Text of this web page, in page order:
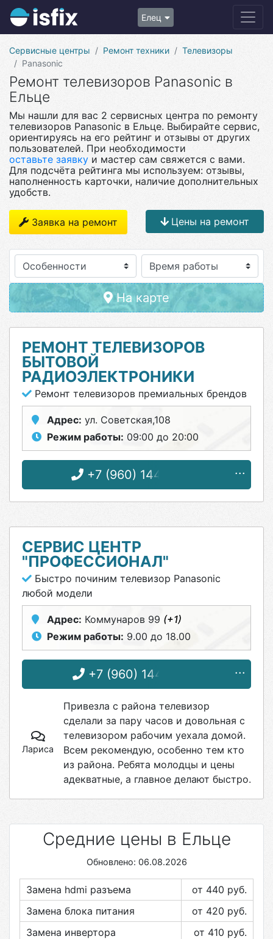
Елец
Сервисные центры Ремонт техники
Телевизоры
Panasonic
Ремонт телевизоров Panasonic в
Ельце
Мы нашли для вас 2 сервисных центра по ремонту
телевизоров Panasonic в Ельце. Выбирайте сервис,
ориентируясь на его рейтинг и отзывы от других
пользователей. При необходимости
оставьте заявку и мастер сам свяжется с вами.
Для подсчёта рейтинга мы используем: отзывы,
наполненность карточки, наличие дополнительных
удобств.
Заявка на ремонт Цены на ремонт
Особенности
На карте
РЕМОНТ ТЕЛЕВИЗОРОВ
БЫТОВОЙ
РАДИОЭЛЕКТРОНИКИ
Ремонт телевизоров премиальных брендов
Адрес: ул. Советская,108
Режим работы: 09:00 до 20:00
+7 (960) 144-57-03
СЕРВИС ЦЕНТР
"ПРОФЕССИОНАЛ"
Быстро починим телевизор Panasonic
любой модели
Адрес: Коммунаров 99 (+1)
Режим работы: 9.00 до 18.00
+7 (960) 144-75-91
Лариса
Привезла с района телевизор
сделали за пару часов и довольная с
телевизором рабочим уехала домой.
Всем рекомендую, особенно тем кто
из района. Ребята молодцы и цены
адекватные, а главное делают быстро.
Средние цены в Ельце
Обновлено: 06.08.2026
Замена hdmi разъема от 440 руб.
Замена блока питания
от 420 руб.
Замена инвертора
от 410 руб.